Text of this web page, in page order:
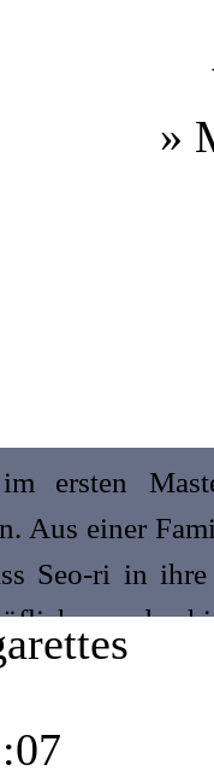
»
ersten
Aus einer
Seo-ri in
und
im Matcha
viel mehr ist
mehr oder